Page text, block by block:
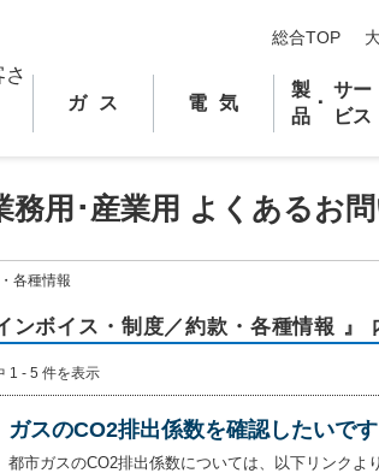
総合TOP
ガス 電気
製
品
･
サー
ビス
務用 ･ 産業用 よくあるお
各種情報
ンボイス・制度／約款・各種情報 』
1 - 5 件を表示
ガスのCO2排出係数を確認したいです
都市ガスのCO2排出係数については、以下リンクよ